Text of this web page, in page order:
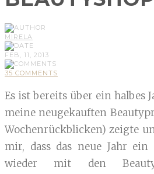
MIRELA
FEB, 11, 2013
35 COMMENTS
Es ist bereits über ein halbes
meine neugekauften
Wochenrückblicken) zeigte
mir, dass das neue Jahr ein
wieder mit den